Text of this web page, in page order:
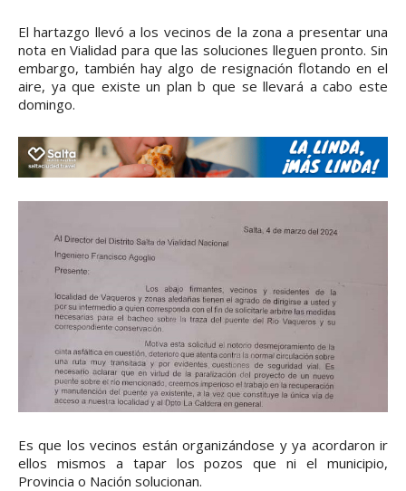
El hartazgo llevó a los vecinos de la zona a presentar una
nota en Vialidad para que las soluciones lleguen pronto. Sin
embargo, también hay algo de resignación flotando en el
aire, ya que existe un plan b que se llevará a cabo este
domingo.
Es que los vecinos están organizándose y ya acordaron ir
ellos mismos a tapar los pozos que ni el municipio,
Provincia o Nación solucionan.